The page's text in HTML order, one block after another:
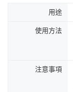
用途
使用方法
注意事項